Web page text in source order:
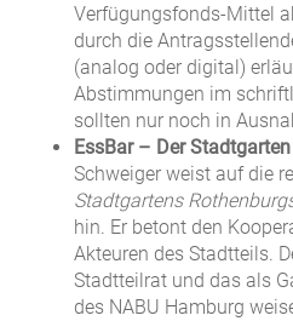
Verfügungsfonds-Mittel
durch die
(analog oder digital)
Abstimmungen im
sollten nur noch in
EssBar – Der
Schweiger weist auf die
Stadtgartens
hin. Er betont den
Akteuren des Stadtteils.
Stadtteilrat und das als
des NABU Hamburg